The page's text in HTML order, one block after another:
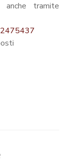
anche tramite